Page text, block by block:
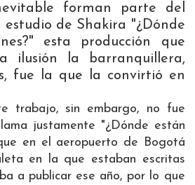
forman parte del
de Shakira "¿Dónde
esta producción que
ilusión la barranquillera,
fue la que la convirtió en
trabajo, sin embargo, no fue
justamente "¿Dónde están
en el aeropuerto de Bogotá
en la que estaban escritas
a publicar ese año, por lo que